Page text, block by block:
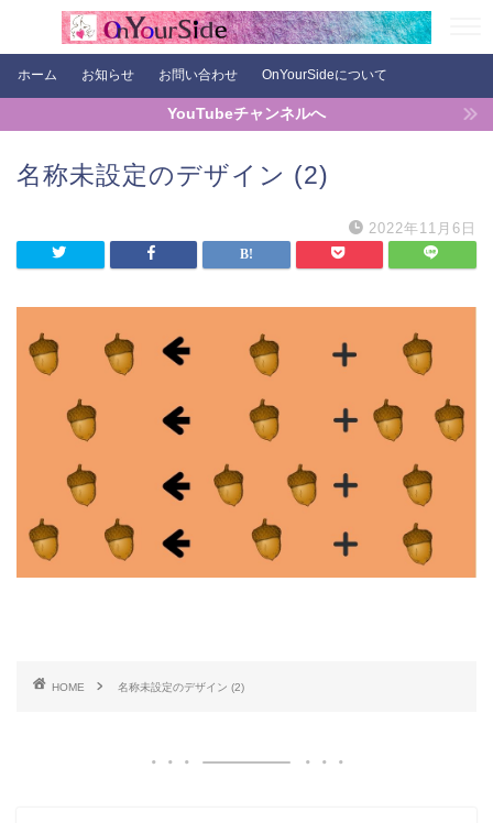
ホーム お知らせ お問い合わせ OnYourSideについて
YouTubeチャンネルへ
名称未設定のデザイン (2)
2022年11月6日
HOME 名称未設定のデザイン (2)